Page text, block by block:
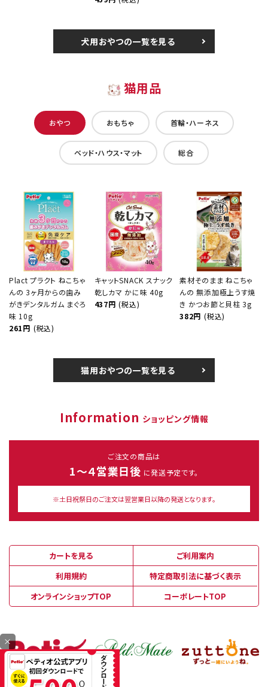
犬用おやつの一覧を見る
猫用品
おやつ おもちゃ 首輪・ハーネス
ベッド・ハウス・マット 総合
Plact プラクト ねこちゃ
んの 3ヶ月からの歯み
がきデンタルガム まぐろ
味 10g
261円 (税込)
キャットSNACK スナック
乾しカマ かに味 40g
437円 (税込)
素材そのまま ねこちゃ
んの 無添加極上うす焼
き かつお節と貝柱 3g
382円 (税込)
猫用おやつの一覧を見る
Information ショッピング情報
ご注文の商品は
1～４営業日後 に発送予定です。
※土日祝祭日のご注文は翌営業日以降の発送となります。
カートを見る
ご利用案内
利用規約
特定商取引法に基づく表示
オンラインショップTOP
コーポレートTOP
×